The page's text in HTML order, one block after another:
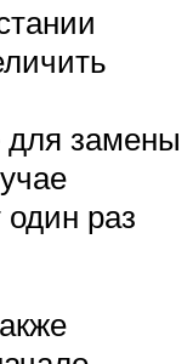
для замены
раз